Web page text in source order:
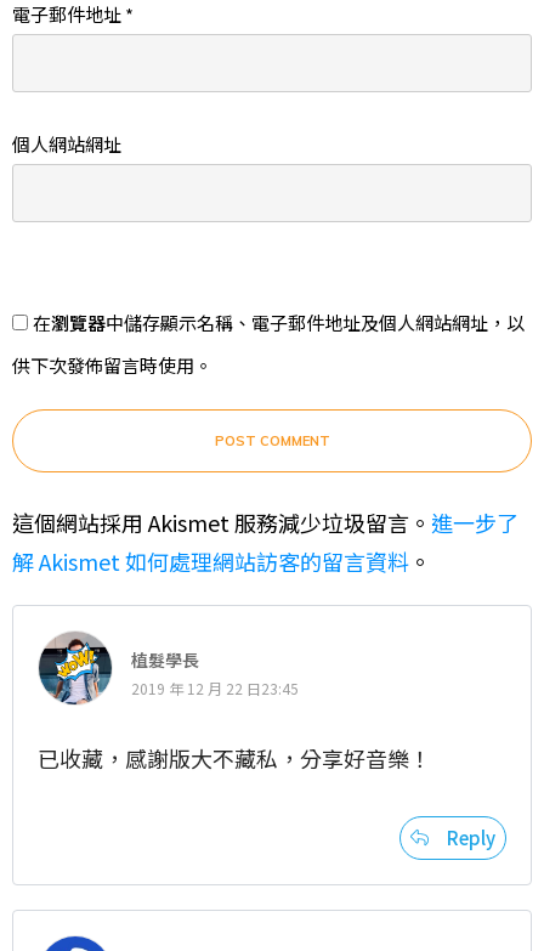
電子郵件地址*
個人網站網址
在瀏覽器中儲存顯示名稱、電子郵件地址及個人網站網址，以
供下次發佈留言時使用。
POST COMMENT
這個網站採用 Akismet 服務減少垃圾留言。 進一步了
解 Akismet 如何處理網站訪客的留言資料 。
植髮學長
2019 年 12 月 22 日23:45
已收藏，感謝版大不藏私，分享好音樂！
Reply